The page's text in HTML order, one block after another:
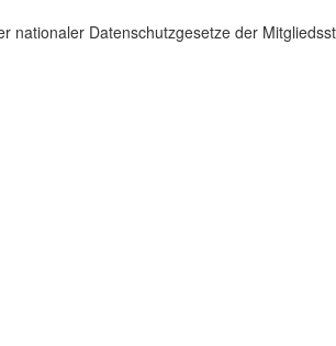
Datenschutzgesetze der